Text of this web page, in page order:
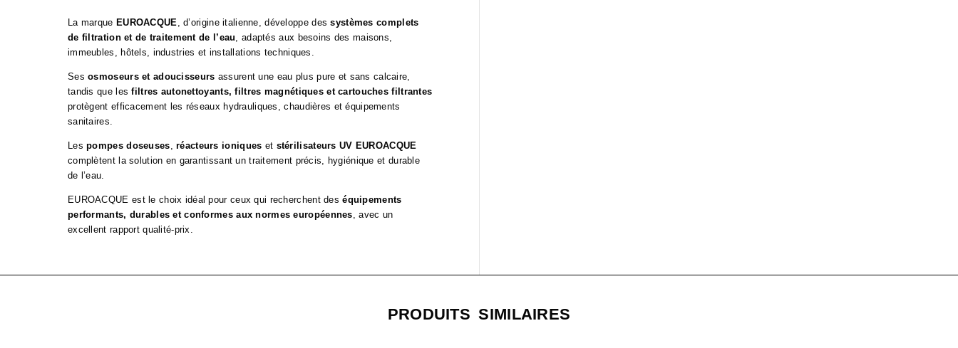
La marque EUROACQUE, d’origine italienne, développe dessystèmes complets
de filtration et de traitement de l’eau, adaptés aux besoins des maisons,
immeubles, hôtels, industries et installations techniques.
Sesosmoseurs et adoucisseurs assurent une eau plus pure et sans calcaire,
tandis que lesfiltres autonettoyants, filtres magnétiques et cartouches filtrantes
protègent efficacement les réseaux hydrauliques, chaudières et équipements
sanitaires.
Lespompes doseuses,réacteurs ioniques et stérilisateurs UV EUROACQUE
complètent la solution en garantissant un traitement précis, hygiénique et durable
de l’eau.
EUROACQUE est le choix idéal pour ceux qui recherchent deséquipements
performants, durables et conformes aux normes européennes, avec un
excellent rapport qualité-prix.
PRODUITS SIMILAIRES